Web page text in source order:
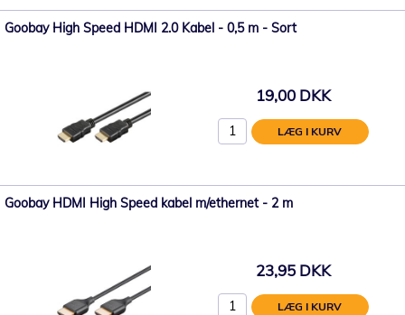
Goobay High Speed ​​HDMI 2.0 Kabel - 0,5 m - Sort
19,00 DKK
LÆG I KURV
Goobay HDMI High Speed kabel m/ethernet - 2 m
23,95 DKK
LÆG I KURV